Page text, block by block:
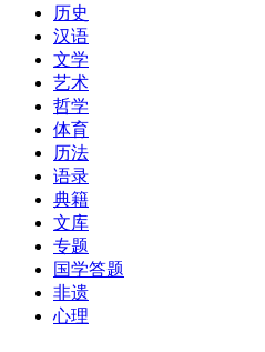
历史
汉语
文学
艺术
哲学
体育
历法
语录
典籍
文库
专题
国学答题
非遗
心理